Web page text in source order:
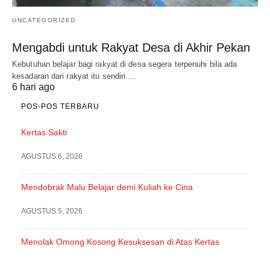
UNCATEGORIZED
Mengabdi untuk Rakyat Desa di Akhir Pekan
Kebutuhan belajar bagi rakyat di desa segera terpenuhi bila ada
kesadaran dari rakyat itu sendiri.…
6 hari ago
POS-POS TERBARU
Kertas Sakti
AGUSTUS 6, 2026
Mendobrak Malu Belajar demi Kuliah ke Cina
AGUSTUS 5, 2026
Menolak Omong Kosong Kesuksesan di Atas Kertas